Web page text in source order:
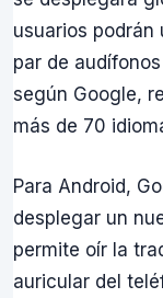
usuarios podrán
par de
según Google,
más de 70
Para Android,
desplegar un
permite oír la
auricular del